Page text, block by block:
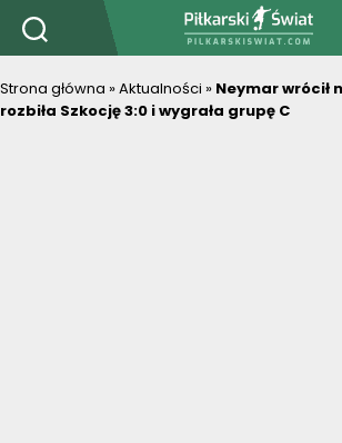
Strona główna »Aktualności » Neymar wrócił
rozbiła Szkocję 3:0 i wygrała grupę C